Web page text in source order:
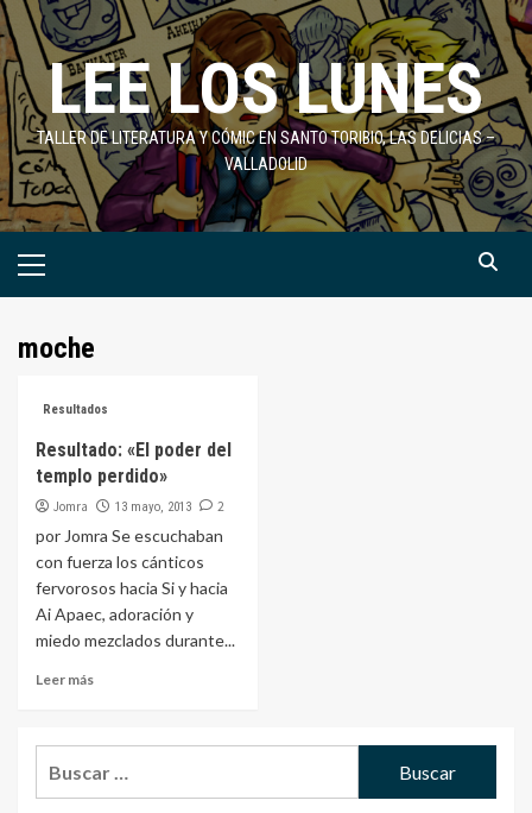
Saltar
al
contenidoLEE LOS LUNES
TALLER DE LITERATURA Y CÓMIC EN SANTO TORIBIO, LAS DELICIAS –
VALLADOLID
Menú
moche
Resultados
Resultado: «El poder del
templo perdido»
Jomra 13 mayo, 2013 2
por Jomra Se escuchaban
con fuerza los cánticos
fervorosos hacia Si y hacia
Ai Apaec, adoración y
miedo mezclados durante...
Leer más